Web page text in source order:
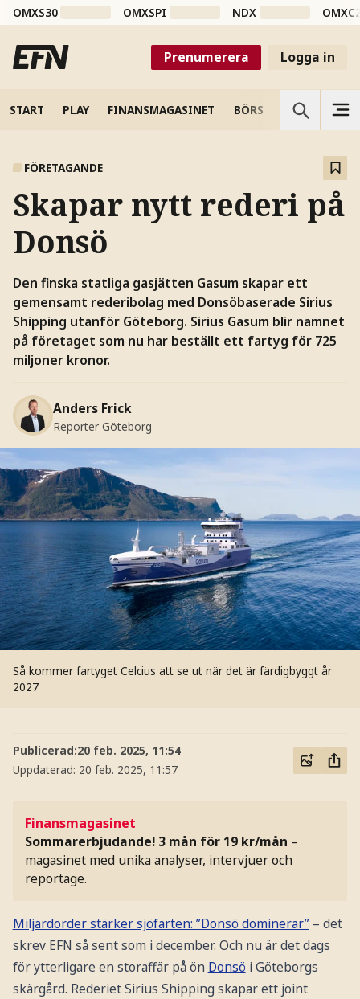
OMXS30 OMXSPI NDX
Prenumerera Logga in
START PLAY FINANSMAGASINET BÖRS VETENSKAP
FÖRETAGANDE
Skapar nytt rederi på
Donsö
Den finska statliga gasjätten Gasum skapar ett
gemensamt rederibolag med Donsöbaserade Sirius
Shipping utanför Göteborg. Sirius Gasum blir namnet
på företaget som nu har beställt ett fartyg för 725
miljoner kronor.
Anders Frick
Reporter Göteborg
Så kommer fartyget Celcius att se ut när det är färdigbyggt år
2027
Publicerad:20 feb. 2025, 11:54
Uppdaterad: 20 feb. 2025, 11:57
Finansmagasinet
Sommarerbjudande! 3 mån för 19 kr/mån –
magasinet med unika analyser, intervjuer och
reportage.
Miljardorder stärker sjöfarten: ”Donsö dominerar”– det
skrev EFN så sent som i december. Och nu är det dags
för ytterligare en storaffär på ön Donsö i Göteborgs
skärgård. Rederiet Sirius Shipping skapar ett joint